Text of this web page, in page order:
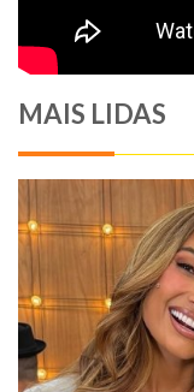
MAIS LIDAS